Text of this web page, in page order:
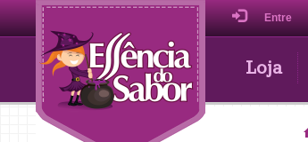
Entre
Loja